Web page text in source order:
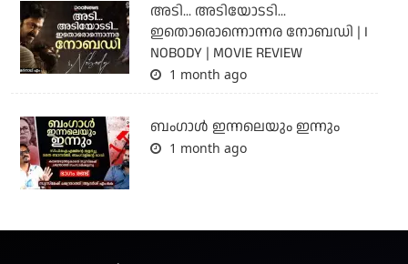
അടി... അടിയോടടി...
ഇതൊരൊന്നൊന്നര നോബഡി | I
NOBODY | MOVIE REVIEW
1 month ago
ബംഗാള്‍ ഇന്നലെയും ഇന്നും
1 month ago